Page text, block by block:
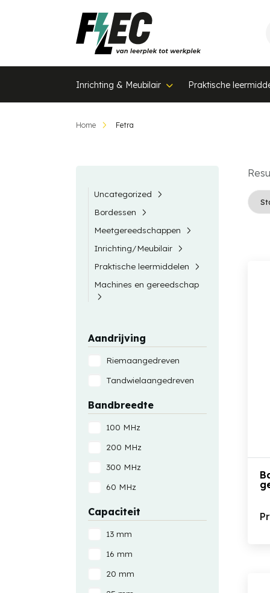
Inrichting & Meubilair Praktische
Home Fetra
Uncategorized
Bordessen
Meetgereedschappen
Inrichting/Meubilair
Praktische leermiddelen
Machines en gereedschap
Aandrijving
Riemaangedreven
Tandwielaangedreven
Bandbreedte
100 MHz
200 MHz
300 MHz
60 MHz
Capaciteit
13 mm
16 mm
20 mm